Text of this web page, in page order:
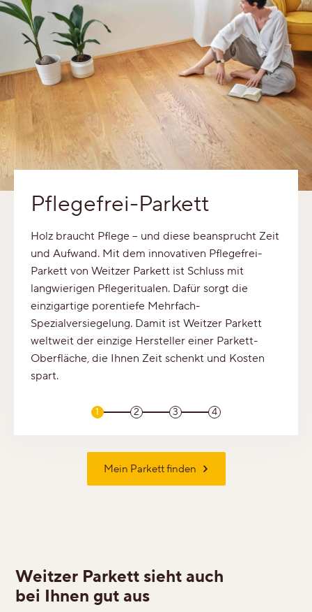
Pflegefrei-Parkett
Holz braucht Pflege – und diese beansprucht Zeit
und Aufwand. Mit dem innovativen Pflegefrei-
Parkett von Weitzer Parkett ist Schluss mit
langwierigen Pflegeritualen. Dafür sorgt die
einzigartige porentiefe Mehrfach-
Spezialversiegelung. Damit ist Weitzer Parkett
weltweit der einzige Hersteller einer Parkett-
Oberfläche, die Ihnen Zeit schenkt und Kosten
spart.
1 2 3 4
Mein Parkett finden
Weitzer Parkett sieht auch
bei Ihnen gut aus